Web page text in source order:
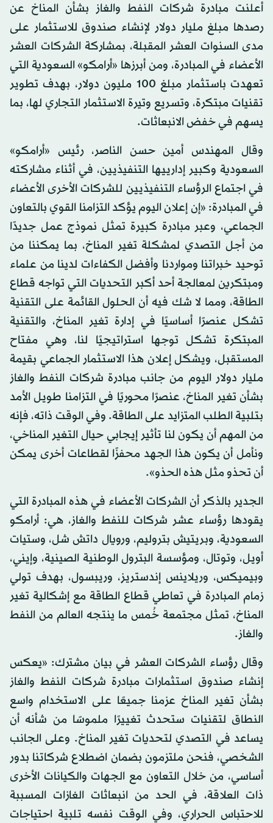
أعلنت مبادرة شركات النفط والغاز بشأن المناخ عن
رصدها مبلغ مليار دولار لإنشاء صندوق للاستثمار على
مدى السنوات العشر المقبلة، بمشاركة الشركات العشر
الأعضاء في المبادرة، ومن أبرزها «أرامكو» السعودية التي
تعهدت باستثمار مبلغ 100 مليون دولار، بهدف تطوير
تقنيات مبتكرة، وتسريع وتيرة الاستثمار التجاري لها، بما
يسهم في خفض الانبعاثات.
وقال المهندس أمين حسن الناصر، رئيس «أرامكو»
السعودية وكبير إدارييها التنفيذيين، في أثناء مشاركته
في اجتماع الرؤساء التنفيذيين للشركات الأخرى الأعضاء
في المبادرة: «إن إعلان اليوم يؤكد التزامنا القوي بالتعاون
الجماعي، وعبر مبادرة كبيرة تمثل نموذج عمل جديدًا
من أجل التصدي لمشكلة تغير المناخ، بما يمكننا من
توحيد خبراتنا ومواردنا وأفضل الكفاءات لدينا من علماء
ومبتكرين لمعالجة أحد أكبر التحديات التي تواجه قطاع
الطاقة، ومما لا شك فيه أن الحلول القائمة على التقنية
تشكل عنصرًا أساسيًا في إدارة تغير المناخ، والتقنية
المبتكرة تشكل توجها استراتيجيًا لنا، وهي مفتاح
المستقبل، ويشكل إعلان هذا الاستثمار الجماعي بقيمة
مليار دولار اليوم من جانب مبادرة شركات النفط والغاز
بشأن تغير المناخ، عنصرًا محوريًا في التزامنا طويل الأمد
بتلبية الطلب المتزايد على الطاقة. وفي الوقت ذاته، فإنه
من المهم أن يكون لنا تأثير إيجابي حيال التغير المناخي،
ونأمل أن يكون هذا الجهد محفزًا لقطاعات أخرى يمكن
أن تحذو مثل هذه الحذو».
الجدير بالذكر أن الشركات الأعضاء في هذه المبادرة التي
يقودها رؤساء عشر شركات للنفط والغاز، هي: أرامكو
السعودية، وبريتيش بتروليم، ورويال داتش شل، وستيات
أويل، وتوتال، ومؤسسة البترول الوطنية الصينية، وإيني،
وبيميكس، وريلاينس إندستريز، وريبسول، بهدف تولي
زمام المبادرة في تعاطي قطاع الطاقة مع إشكالية تغير
المناخ، تمثل مجتمعة خُمس ما ينتجه العالم من النفط
والغاز.
وقال رؤساء الشركات العشر في بيان مشترك: «يعكس
إنشاء صندوق استثمارات مبادرة شركات النفط والغاز
بشأن تغير المناخ عزمنا جميعًا على الاستخدام واسع
النطاق لتقنيات ستحدث تغييرًا ملموسًا من شأنه أن
يساعد في التصدي لتحديات تغير المناخ. وعلى الجانب
الشخصي، فنحن ملتزمون بضمان اضطلاع شركاتنا بدور
أساسي، من خلال التعاون مع الجهات والكيانات الأخرى
ذات العلاقة، في الحد من انبعاثات الغازات المسببة
للاحتباس الحراري، وفي الوقت نفسه تلبية احتياجات